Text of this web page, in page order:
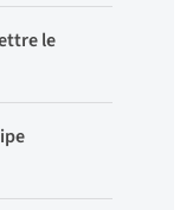
le